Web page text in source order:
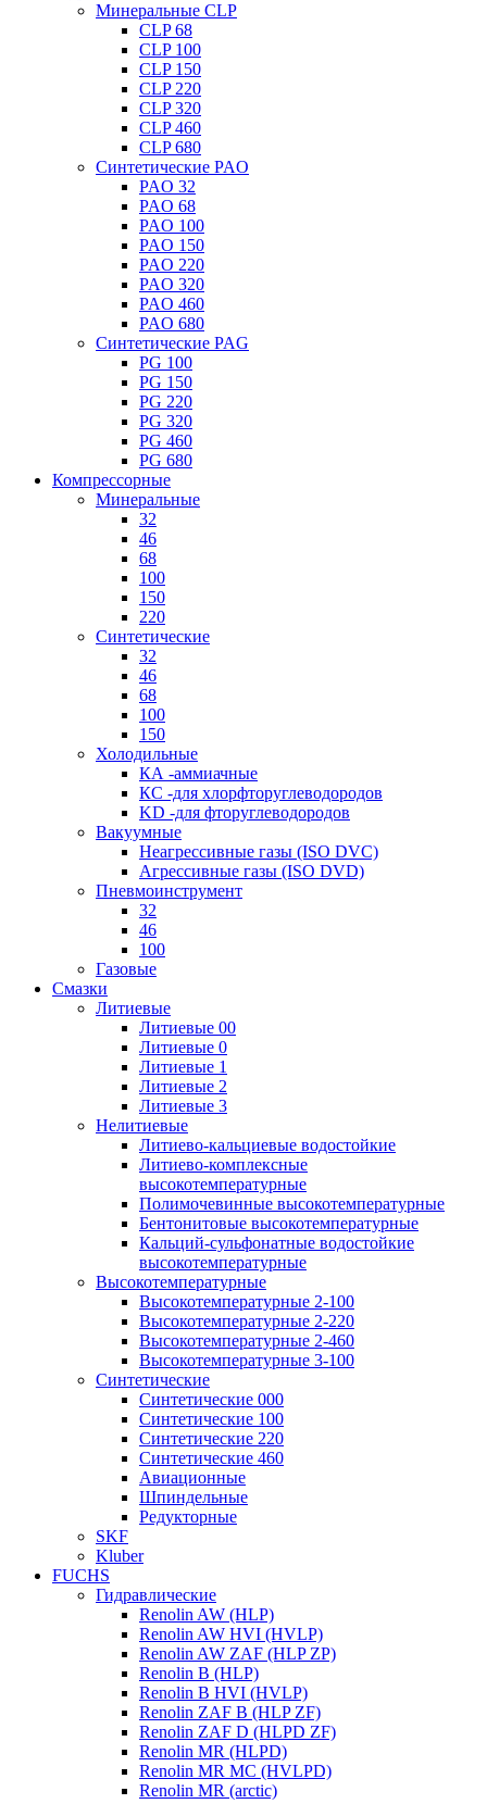
Минеральные CLP
CLP 68
CLP 100
CLP 150
CLP 220
CLP 320
CLP 460
CLP 680
Синтетические PAO
PAO 32
PAO 68
PAO 100
PAO 150
PAO 220
PAO 320
PAO 460
PAO 680
Синтетические PAG
PG 100
PG 150
PG 220
PG 320
PG 460
PG 680
Компрессорные
Минеральные
32
46
68
100
150
220
Синтетические
32
46
68
100
150
Холодильные
КА -аммиачные
КС -для хлорфторуглеводородов
KD -для фторуглеводородов
Вакуумные
Неагрессивные газы (ISO DVC)
Агрессивные газы (ISO DVD)
Пневмоинструмент
32
46
100
Газовые
Смазки
Литиевые
Литиевые 00
Литиевые 0
Литиевые 1
Литиевые 2
Литиевые 3
Нелитиевые
Литиево-кальциевые водостойкие
Литиево-комплексные
высокотемпературные
Полимочевинные высокотемпературные
Бентонитовые высокотемпературные
Кальций-сульфонатные водостойкие
высокотемпературные
Высокотемпературные
Высокотемпературные 2-100
Высокотемпературные 2-220
Высокотемпературные 2-460
Высокотемпературные 3-100
Синтетические
Синтетические 000
Синтетические 100
Синтетические 220
Синтетические 460
Авиационные
Шпиндельные
Редукторные
SKF
Kluber
FUCHS
Гидравлические
Renolin AW (HLP)
Renolin AW HVI (HVLP)
Renolin AW ZAF (HLP ZP)
Renolin B (HLP)
Renolin B HVI (HVLP)
Renolin ZAF B (HLP ZF)
Renolin ZAF D (HLPD ZF)
Renolin MR (HLPD)
Renolin MR MC (HVLPD)
Renolin MR (arctic)